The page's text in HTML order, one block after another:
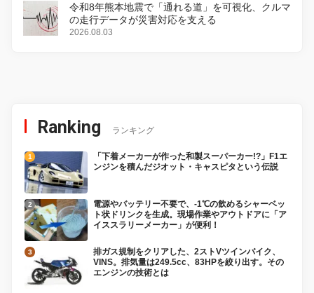
令和8年熊本地震で「通れる道」を可視化、クルマ
の走行データが災害対応を支える
2026.08.03
Ranking ランキング
「下着メーカーが作った和製スーパーカー!?」F1エ
ンジンを積んだジオット・キャスピタという伝説
電源やバッテリー不要で、-1℃の飲めるシャーベッ
ト状ドリンクを生成。現場作業やアウトドアに「ア
イススラリーメーカー」が便利！
排ガス規制をクリアした、2ストVツインバイク、
VINS。排気量は249.5cc、83HPを絞り出す。その
エンジンの技術とは